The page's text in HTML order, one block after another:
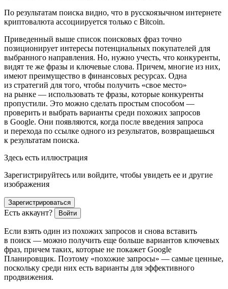
По результатам поиска видно, что в русскоязычном интернете
криптовалюта ассоциируется только с Bitcoin.
Приведенный выше список поисковых фраз точно
позиционирует интересы потенциальных покупателей для
выбранного направления. Но, нужно учесть, что конкуренты,
видят те же фразы и ключевые слова. Причем, многие из них,
имеют преимущество в финансовых ресурсах. Одна
из стратегий для того, чтобы получить «свое место»
на рынке — использовать те фразы, которые конкуренты
пропустили. Это можно сделать простым способом —
проверить и выбрать варианты среди похожих запросов
в Google. Они появляются, когда после введения запроса
и перехода по ссылке одного из результатов, возвращаешься
к результатам поиска.
Здесь есть иллюстрация
Зарегистрируйтесь или войдите, чтобы увидеть ее и другие
изображения
Зарегистрироваться
Есть аккаунт? Войти
Если взять один из похожих запросов и снова вставить
в поиск — можно получить еще больше вариантов ключевых
фраз, причем таких, которые не покажет Google
Планировщик. Поэтому «похожие запросы» — самые ценные,
поскольку среди них есть варианты для эффективного
продвижения.